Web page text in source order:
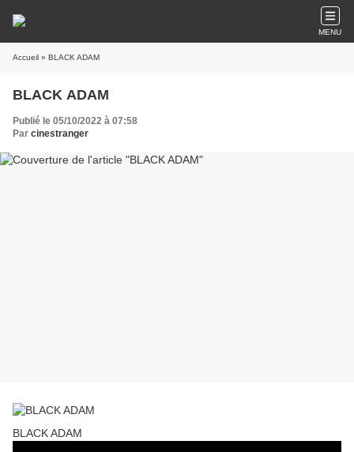
MENU
Accueil » BLACK ADAM
BLACK ADAM
Publié le 05/10/2022 à 07:58
Par cinestranger
BLACK ADAM